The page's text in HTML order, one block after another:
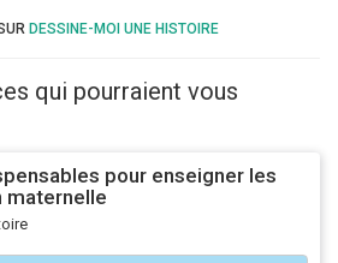
DESSINE-MOI UNE HISTOIRE
qui pourraient vous
pour enseigner les
maternelle